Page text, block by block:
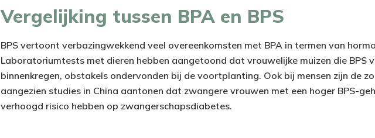
Vergelijking tussen BPA en BPS
BPS vertoont verbazingwekkend veel overeenkomsten met BPA in termen van
Laboratoriumtests met dieren hebben aangetoond dat vrouwelijke muizen die BPS
binnenkregen, obstakels ondervonden bij de voortplanting. Ook bij mensen zijn de
aangezien studies in China aantonen dat zwangere vrouwen met een hoger BPS-
verhoogd risico hebben op zwangerschapsdiabetes.